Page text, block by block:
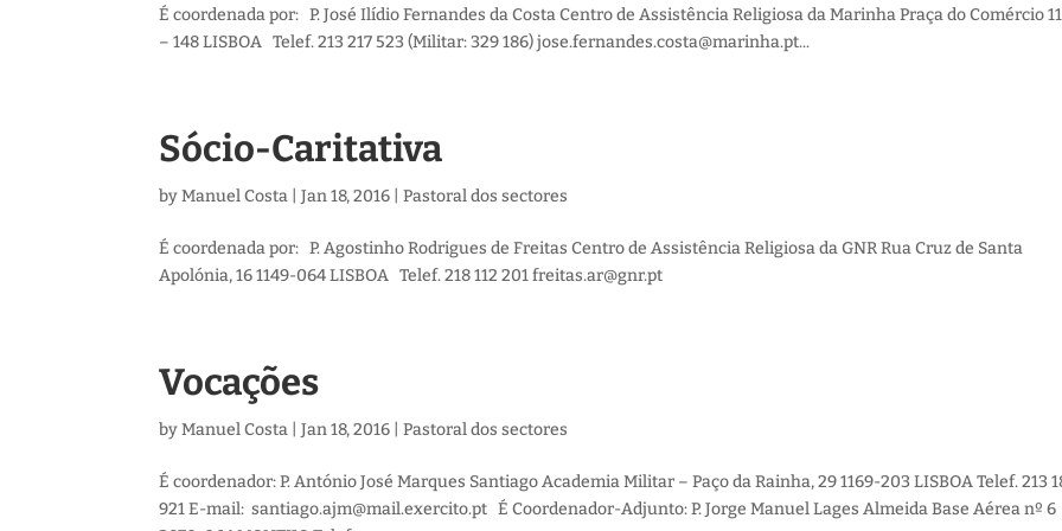
É coordenada por: P. José Ilídio Fernandes da Costa Centro de Assistência Religiosa da Marinha Praça do Comércio
– 148 LISBOA Telef. 213 217 523 (Militar: 329 186) jose.fernandes.costa@marinha.pt...
Sócio-Caritativa
byManuel Costa |Jan 18, 2016 |Pastoral dos sectores
É coordenada por: P. Agostinho Rodrigues de Freitas Centro de Assistência Religiosa da GNR Rua Cruz de Santa
Apolónia, 16 1149-064 LISBOA Telef. 218 112 201 freitas.ar@gnr.pt
Vocações
byManuel Costa |Jan 18, 2016 |Pastoral dos sectores
É coordenador: P. António José Marques Santiago Academia Militar – Paço da Rainha, 29 1169-203 LISBOA Telef. 213
921 E-mail: santiago.ajm@mail.exercito.pt É Coordenador-Adjunto: P. Jorge Manuel Lages Almeida Base Aérea nº 6